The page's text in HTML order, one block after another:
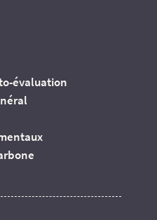
évaluation